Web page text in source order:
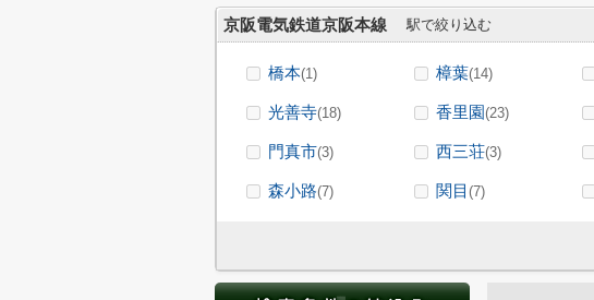
京阪電気鉄道京阪本線 駅で絞り込む
橋本(1) 樟葉(14)
光善寺(18) 香里園(23)
門真市(3) 西三荘(3)
森小路(7) 関目 (7)